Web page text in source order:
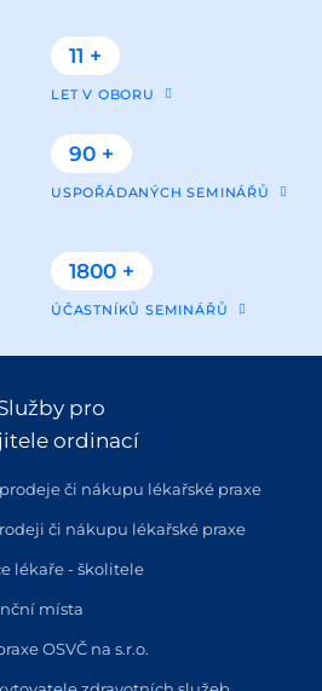
11 +
LET V OBORU
90 +
USPOŘÁDANÝCH SEMINÁŘŮ
1800 +
ÚČASTNÍKŮ SEMINÁŘŮ
pro
ordinací
či nákupu lékařské praxe
či nákupu lékařské praxe
lékaře - školitele
místa
OSVČ na s.r.o.